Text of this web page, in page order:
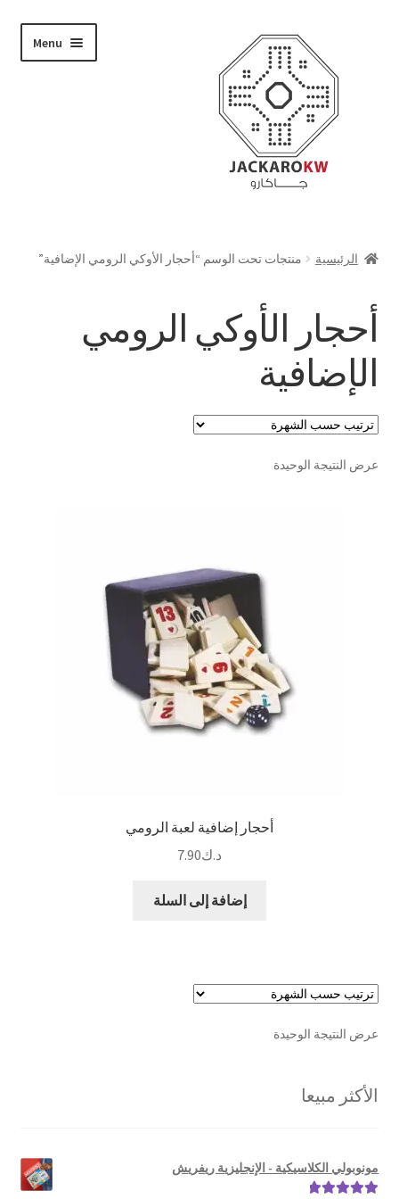
navigation
content
Menu
حسابي
تواصل معنا
العربية
الرئيسية منتجات تحت الوسم “أحجار الأوكي الرومي الإضافية”
أحجار الأوكي الرومي
الإضافية
عرض النتيجة الوحيدة
أحجار إضافية لعبة الرومي
د.ك7.90
إضافة إلى السلة
عرض النتيجة الوحيدة
الأكثر مبيعا
مونوبولي الكلاسيكية - الإنجليزية ريفريش